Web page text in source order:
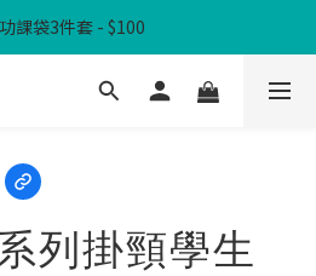
免本地運費
課袋3件套 - $100
免本地運費
列掛頸學生